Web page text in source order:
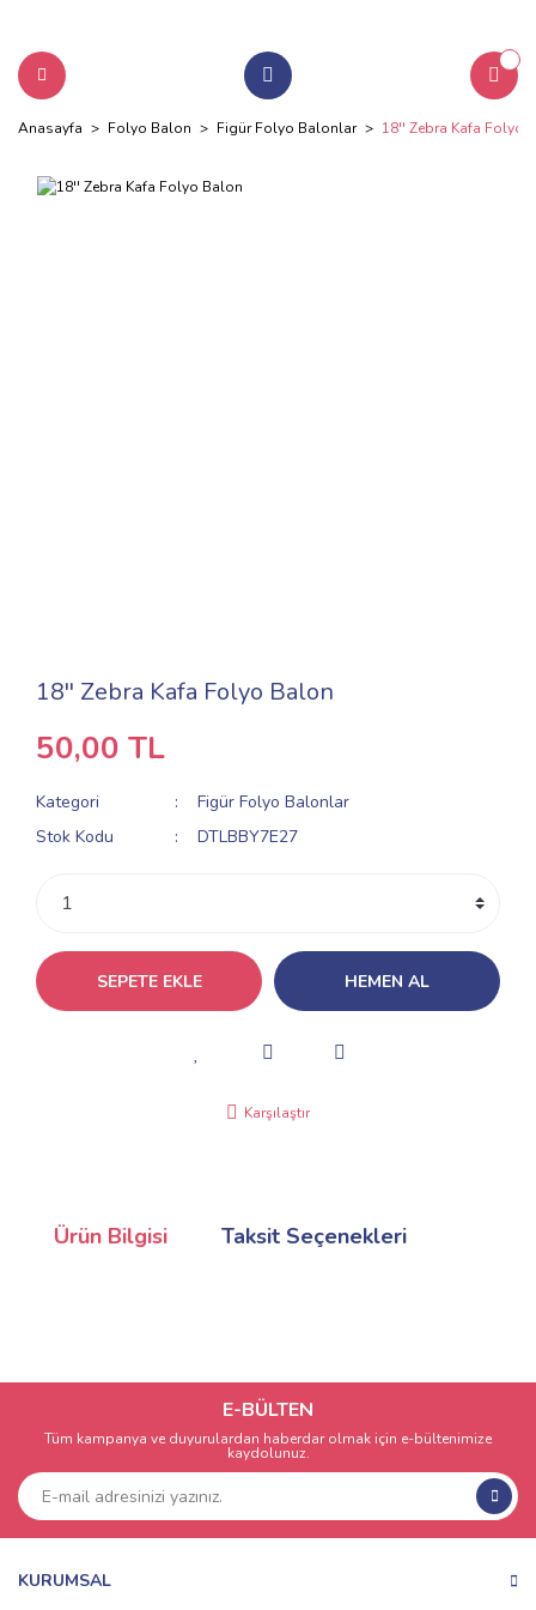
Anasayfa Folyo Balon Figür Folyo Balonlar 18'' Zebra Kafa Folyo
18'' Zebra Kafa Folyo Balon
50,00 TL
Kategori
Figür Folyo Balonlar
Stok Kodu
DTLBBY7E27
SEPETE EKLE HEMEN AL
Karşılaştır
Ürün Bilgisi Taksit Seçenekleri
E-BÜLTEN
Tüm kampanya ve duyurulardan haberdar olmak için e-bültenimize
kaydolunuz.
KURUMSAL